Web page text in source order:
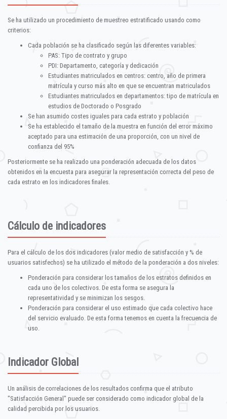
Se ha utilizado un procedimiento de muestreo estratificado usando como
criterios:
Cada población se ha clasificado según las diferentes variables:
PAS: Tipo de contrato y grupo
PDI: Departamento, categoría y dedicación
Estudiantes matriculados en centros: centro, año de primera
matrícula y curso más alto en que se encuentran matriculados
Estudiantes matriculados en departamentos: tipo de matrícula en
estudios de Doctorado o Posgrado
Se han asumido costes iguales para cada estrato y población
Se ha establecido el tamaño de la muestra en función del error máximo
aceptado para una estimación de una proporción, con un nivel de
confianza del 95%
Posteriormente se ha realizado una ponderación adecuada de los datos
obtenidos en la encuesta para asegurar la representación correcta del peso de
cada estrato en los indicadores finales.
Cálculo de indicadores
Para el cálculo de los dos indicadores (valor medio de satisfacción y % de
usuarios satisfechos) se ha utilizado el método de la ponderación a dos niveles:
Ponderación para considerar los tamaños de los estratos definidos en
cada uno de los colectivos. De esta forma se asegura la
representatividad y se minimizan los sesgos.
Ponderación para considerar el uso estimado que cada colectivo hace
del servicio evaluado. De esta forma tenemos en cuenta la frecuencia de
uso.
Indicador Global
Un análisis de correlaciones de los resultados confirma que el atributo
"Satisfacción General" puede ser considerado como indicador global de la
calidad percibida por los usuarios.